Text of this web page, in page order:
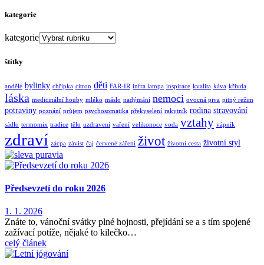
kategorie
kategorie
štítky
andělé bylinky chřipka citron děti FAR-IR infra lampa inspirace kvalita káva křivda
láska medicinální houby mléko máslo nadýmání nemoci ovocná piva pitný režim
potraviny poznání průjem psychosomatika překyselení rakytník rodina stravování
sádlo termomix tradice tělo uzdravení vaření velikonoce voda vztahy vápník
zdraví zácpa závist čaj červené záření život životní cesta životní styl
Předsevzetí do roku 2026
1. 1. 2026
Znáte to, vánoční svátky plné hojnosti, přejídání se a s tím spojené
zažívací potíže, nějaké to kilečko…
celý článek